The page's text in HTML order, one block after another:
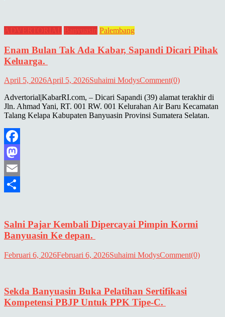
ADVERTORIAL Banyuasin Palembang
Enam Bulan Tak Ada Kabar, Sapandi Dicari Pihak
Keluarga.
April 5, 2026April 5, 2026Suhaimi ModysComment(0)
Advertorial|KabarRI.com, – Dicari Sapandi (39) alamat terakhir di
Jln. Ahmad Yani, RT. 001 RW. 001 Kelurahan Air Baru Kecamatan
Talang Kelapa Kabupaten Banyuasin Provinsi Sumatera Selatan.
Facebook
Mastodon
Email
Salni Pajar Kembali Dipercayai Pimpin Kormi
Banyuasin Ke depan.
Februari 6, 2026Februari 6, 2026Suhaimi ModysComment(0)
Sekda Banyuasin Buka Pelatihan Sertifikasi
Kompetensi PBJP Untuk PPK Tipe-C.